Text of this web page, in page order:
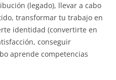
(legado), llevar a cabo
transformar tu trabajo en
identidad (convertirte en
conseguir
aprende competencias